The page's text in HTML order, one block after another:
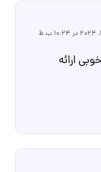
ارائه